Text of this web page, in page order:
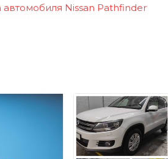
автомобиля Nissan Pathfinder